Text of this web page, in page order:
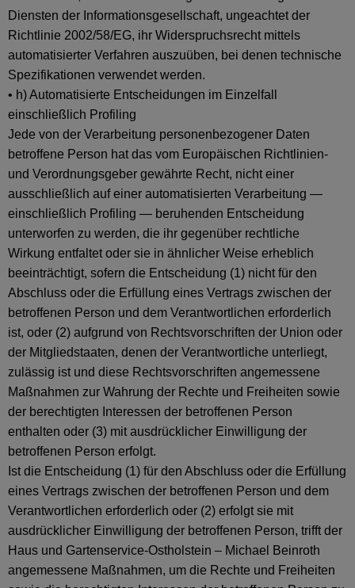
Diensten der Informationsgesellschaft, ungeachtet der
Richtlinie 2002/58/EG, ihr Widerspruchsrecht mittels
automatisierter Verfahren auszuüben, bei denen technische
Spezifikationen verwendet werden.
• h) Automatisierte Entscheidungen im Einzelfall
einschließlich Profiling
Jede von der Verarbeitung personenbezogener Daten
betroffene Person hat das vom Europäischen Richtlinien-
und Verordnungsgeber gewährte Recht, nicht einer
ausschließlich auf einer automatisierten Verarbeitung —
einschließlich Profiling — beruhenden Entscheidung
unterworfen zu werden, die ihr gegenüber rechtliche
Wirkung entfaltet oder sie in ähnlicher Weise erheblich
beeinträchtigt, sofern die Entscheidung (1) nicht für den
Abschluss oder die Erfüllung eines Vertrags zwischen der
betroffenen Person und dem Verantwortlichen erforderlich
ist, oder (2) aufgrund von Rechtsvorschriften der Union oder
der Mitgliedstaaten, denen der Verantwortliche unterliegt,
zulässig ist und diese Rechtsvorschriften angemessene
Maßnahmen zur Wahrung der Rechte und Freiheiten sowie
der berechtigten Interessen der betroffenen Person
enthalten oder (3) mit ausdrücklicher Einwilligung der
betroffenen Person erfolgt.
Ist die Entscheidung (1) für den Abschluss oder die Erfüllung
eines Vertrags zwischen der betroffenen Person und dem
Verantwortlichen erforderlich oder (2) erfolgt sie mit
ausdrücklicher Einwilligung der betroffenen Person, trifft der
Haus und Gartenservice-Ostholstein – Michael Beinroth
angemessene Maßnahmen, um die Rechte und Freiheiten